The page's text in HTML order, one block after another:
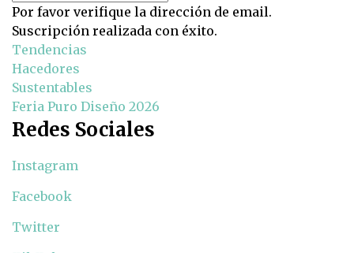
Por favor verifique la dirección de email.
Suscripción realizada con éxito.
Tendencias
Hacedores
Sustentables
Feria Puro Diseño 2026
Redes Sociales
Instagram
Facebook
Twitter